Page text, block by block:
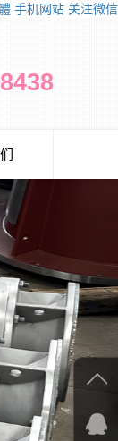
手机网站 关注微信